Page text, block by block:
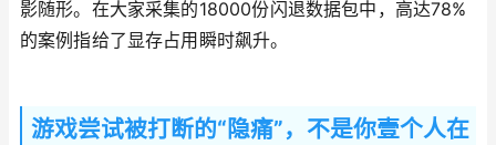
影随形。在大家采集的18000份闪退数据包中，高达78%
的案例指给了显存占用瞬时飙升。
游戏尝试被打断的“隐痛”，不是你壹个人在